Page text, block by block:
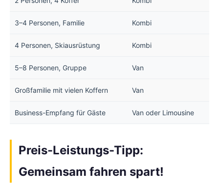
3–4 Personen, Familie Kombi
4 Personen, Skiausrüstung Kombi
5–8 Personen, Gruppe Van
Großfamilie mit vielen Koffern Van
Business-Empfang für Gäste Van oder Limousine
Preis-Leistungs-Tipp:
Gemeinsam fahren spart!